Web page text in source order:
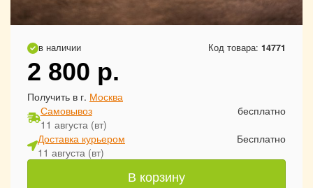
в наличии Код товара: 14771
2 800 р.
Получить в г. Москва
Самовывоз
11 августа (вт)
бесплатно
Доставка курьером
11 августа (вт)
Бесплатно
В корзину